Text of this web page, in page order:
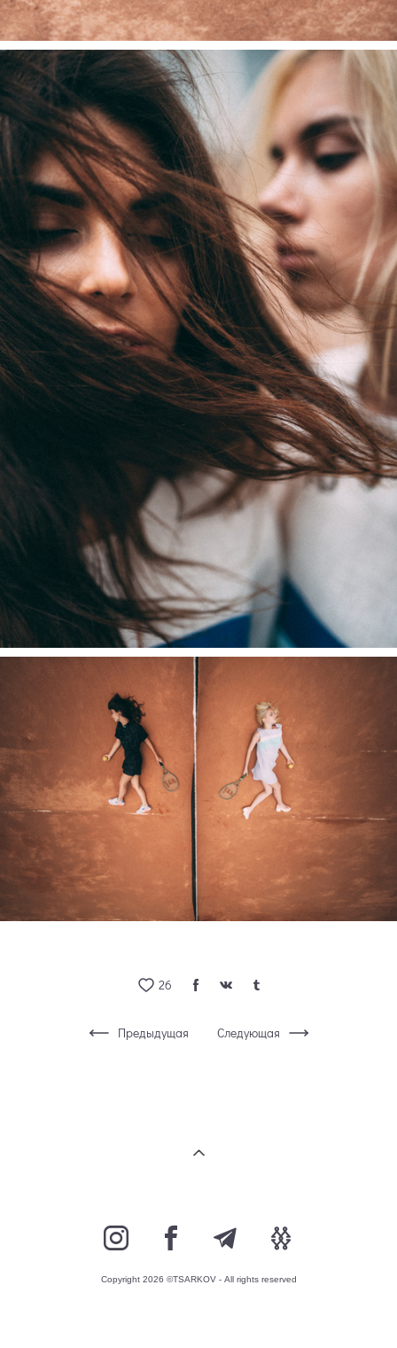
26
Предыдущая Следующая
Copyright 2026 ©TSARKOV - All rights reserved